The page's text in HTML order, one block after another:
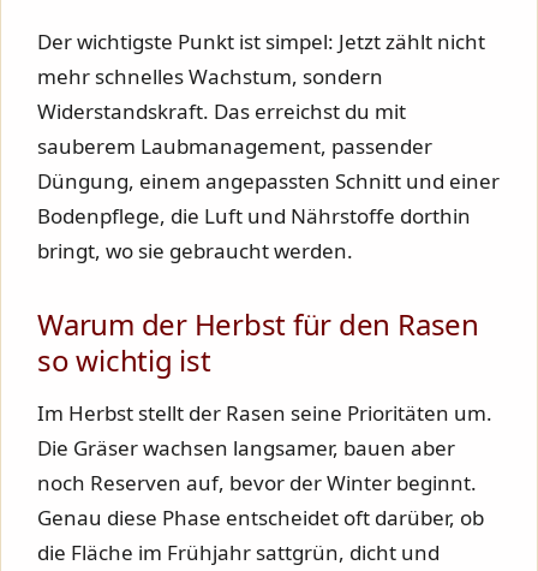
Der wichtigste Punkt ist simpel: Jetzt zählt nicht
mehr schnelles Wachstum, sondern
Widerstandskraft. Das erreichst du mit
sauberem Laubmanagement, passender
Düngung, einem angepassten Schnitt und einer
Bodenpflege, die Luft und Nährstoffe dorthin
bringt, wo sie gebraucht werden.
Warum der Herbst für den Rasen
so wichtig ist
Im Herbst stellt der Rasen seine Prioritäten um.
Die Gräser wachsen langsamer, bauen aber
noch Reserven auf, bevor der Winter beginnt.
Genau diese Phase entscheidet oft darüber, ob
die Fläche im Frühjahr sattgrün, dicht und